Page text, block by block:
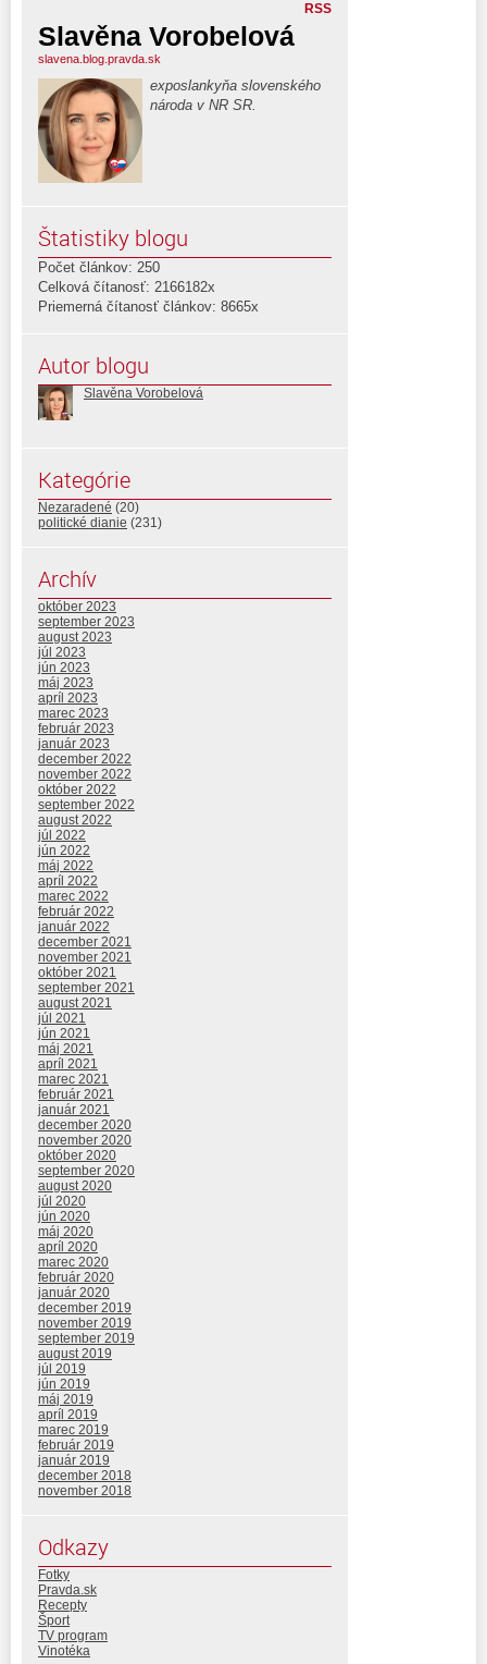
RSS
Slavěna Vorobelová
slavena.blog.pravda.sk
exposlankyňa slovenského
národa v NR SR.
Štatistiky blogu
Počet článkov: 250
Celková čítanosť: 2166182x
Priemerná čítanosť článkov: 8665x
Autor blogu
Slavěna Vorobelová
Kategórie
Nezaradené (20)
politické dianie (231)
Archív
október 2023
september 2023
august 2023
júl 2023
jún 2023
máj 2023
apríl 2023
marec 2023
február 2023
január 2023
december 2022
november 2022
október 2022
september 2022
august 2022
júl 2022
jún 2022
máj 2022
apríl 2022
marec 2022
február 2022
január 2022
december 2021
november 2021
október 2021
september 2021
august 2021
júl 2021
jún 2021
máj 2021
apríl 2021
marec 2021
február 2021
január 2021
december 2020
november 2020
október 2020
september 2020
august 2020
júl 2020
jún 2020
máj 2020
apríl 2020
marec 2020
február 2020
január 2020
december 2019
november 2019
september 2019
august 2019
júl 2019
jún 2019
máj 2019
apríl 2019
marec 2019
február 2019
január 2019
december 2018
november 2018
Odkazy
Fotky
Pravda.sk
Recepty
Šport
TV program
Vinotéka